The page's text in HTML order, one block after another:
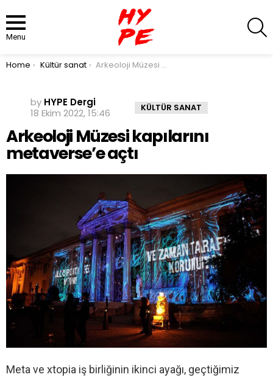
Menu
You are here:
Home Kültür sanat Arkeoloji Müzesi kapılarını metaverse’e açtı
by HYPE Dergi
18 Ekim 2022, 15:46
KÜLTÜR SANAT
Arkeoloji Müzesi kapılarını
metaverse’e açtı
Meta ve xtopia iş birliğinin ikinci ayağı, geçtiğimiz